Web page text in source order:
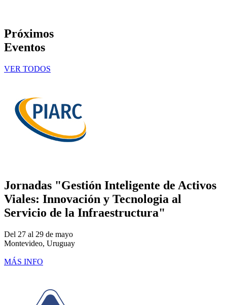
Próximos
Eventos
VER TODOS
Jornadas "Gestión Inteligente de Activos
Viales: Innovación y Tecnologia al
Servicio de la Infraestructura"
Del 27 al 29 de mayo
Montevideo, Uruguay
MÁS INFO